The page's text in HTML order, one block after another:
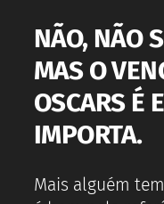
NÃO, NÃO
MAS O
OSCARS É
IMPORTA.
Mais alguém